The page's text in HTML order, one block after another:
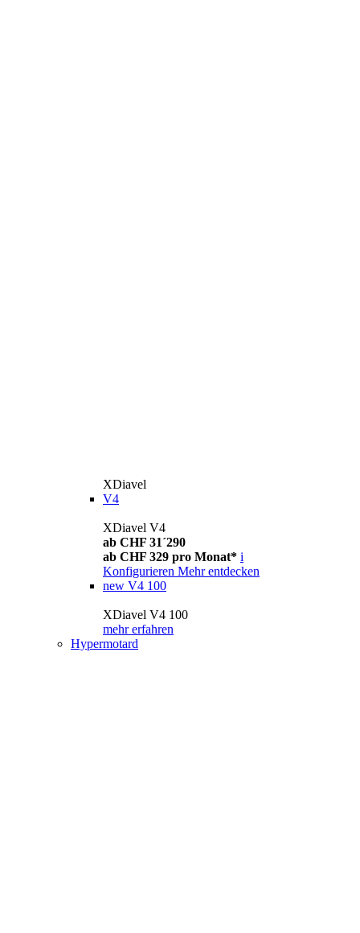
XDiavel
V4
XDiavel V4
ab CHF 31´290
ab CHF 329 pro Monat* i
Konfigurieren Mehr entdecken
new V4 100
XDiavel V4 100
mehr erfahren
Hypermotard